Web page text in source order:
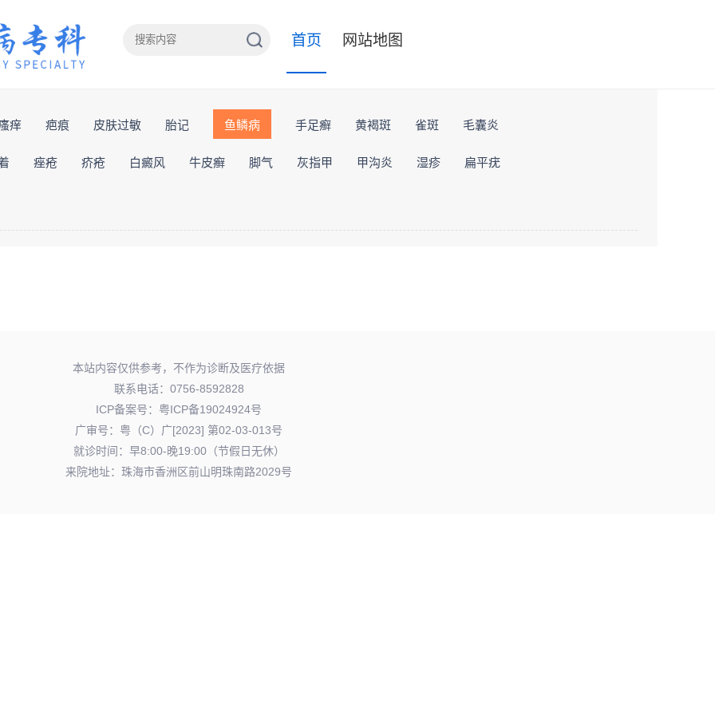
首页 网站地图
痒 疤痕 皮肤过敏 胎记 鱼鳞病 手足癣 黄褐斑 雀斑 毛囊炎
痤疮 疥疮 白癜风 牛皮癣 脚气 灰指甲 甲沟炎 湿疹 扁平疣
本站内容仅供参考，不作为诊断及医疗依据
联系电话：0756-8592828
ICP备案号： 粤ICP备19024924号
广审号：粤（C）广[2023] 第02-03-013号
就诊时间：早8:00-晚19:00（节假日无休）
来院地址：珠海市香洲区前山明珠南路2029号